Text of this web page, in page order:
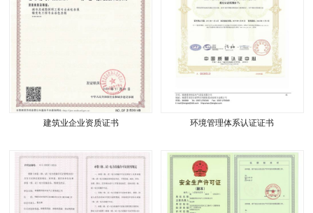
建筑业企业资质证书 环境管理体系认证证书